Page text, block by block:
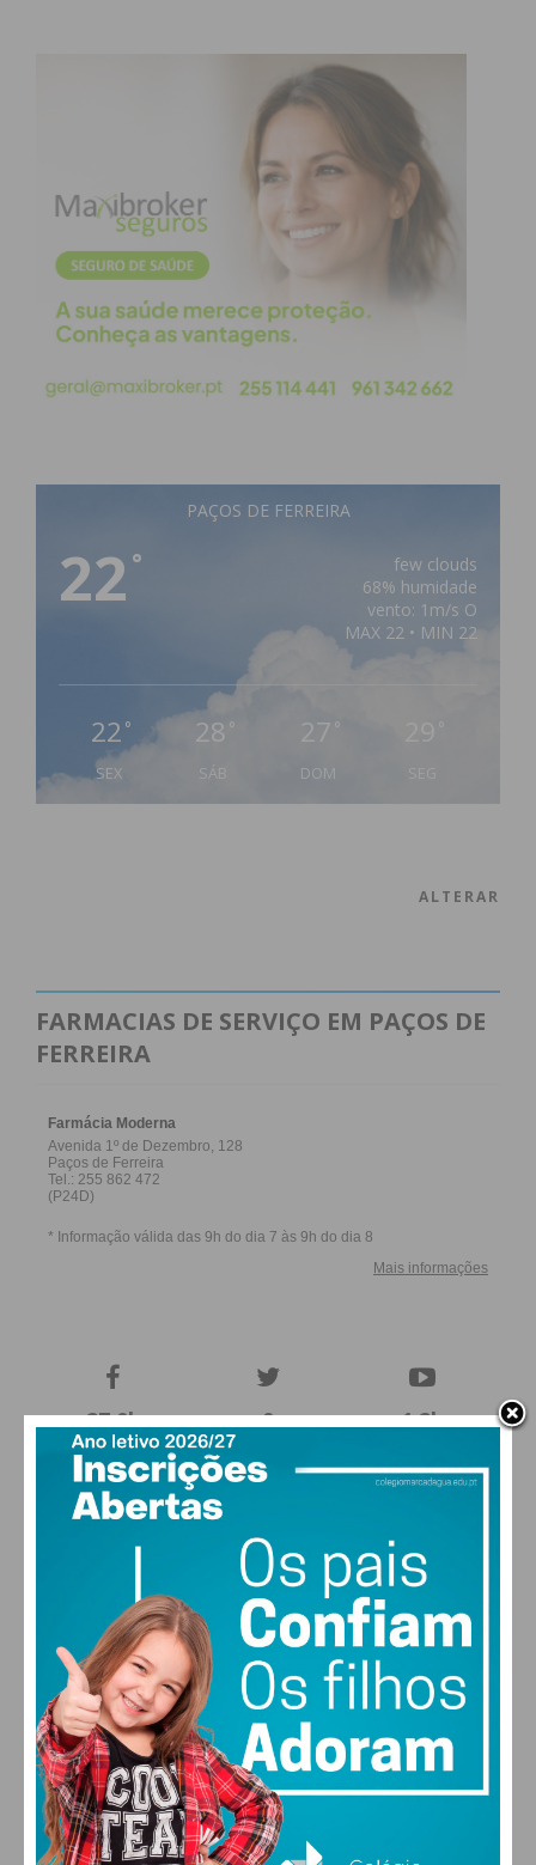
PAÇOS DE FERREIRA
22 °
few clouds
68% humidade
vento: 1m/s O
MAX 22 • MIN 22
22 °
SEX
28 °
SÁB
27 °
DOM
ALTERAR
FARMACIAS DE SERVIÇO EM PAÇOS DE
FERREIRA
27,0k
Fans
0 1,2k
577
Readers
MAIS POPULARES